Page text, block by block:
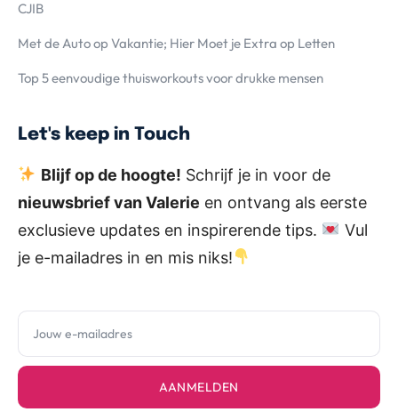
CJIB
Met de Auto op Vakantie; Hier Moet je Extra op Letten
Top 5 eenvoudige thuisworkouts voor drukke mensen
Let's keep in Touch
Blijf op de hoogte! Schrijf je in voor de
nieuwsbrief van Valerie en ontvang als eerste
exclusieve updates en inspirerende tips.
Vul
je e-mailadres in en mis niks!
AANMELDEN